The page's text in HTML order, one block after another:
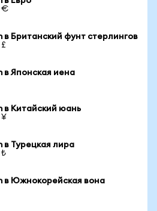
€
в Британский фунт стерлингов
в Японская иена
в Китайский юань
¥
в Турецкая лира
₺
в Южнокорейская вона